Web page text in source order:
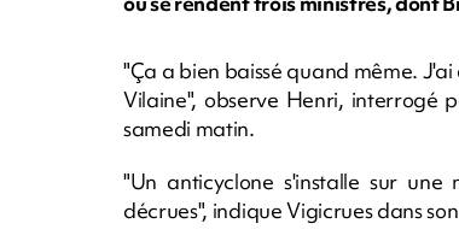
"Ça a bien baissé quand même.
Vilaine", observe Henri, interrogé
samedi matin.
"Un anticyclone s'installe sur
décrues", indique Vigicrues dans